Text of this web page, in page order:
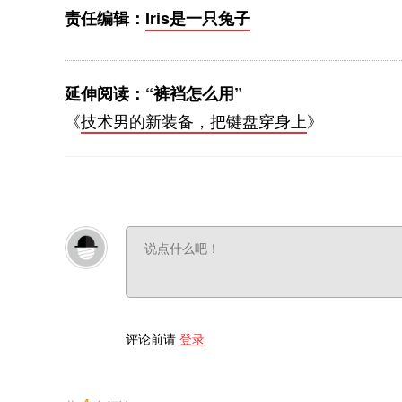
责任编辑： Iris是一只兔子
延伸阅读：“裤裆怎么用”
《技术男的新装备，把键盘穿身上》
评论前请 登录